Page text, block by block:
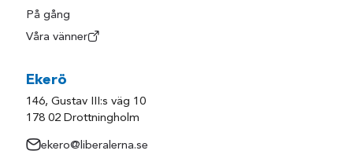
På gång
Våra vänner
Ekerö
146, Gustav III:s väg 10
178 02 Drottningholm
ekero@liberalerna.se